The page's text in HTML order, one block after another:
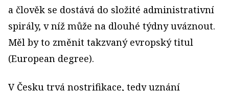
a člověk se dostává do složité administrativní
spirály, v níž může na dlouhé týdny uváznout.
Měl by to změnit takzvaný evropský titul
(European degree).
V Česku trvá nostrifikace, tedy uznání